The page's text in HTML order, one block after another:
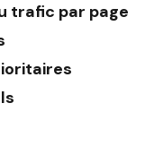
trafic par page